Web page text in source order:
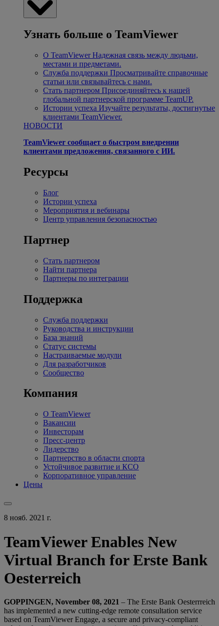
Узнать больше о TeamViewer
О TeamViewer Надежная связь между людьми,
местами и предметами.
Служба поддержки Просматривайте справочные
статьи или связывайтесь с нами.
Стать партнером Присоединяйтесь к нашей
глобальной партнерской программе TeamUP.
Истории успеха Изучайте результаты, достигнутые
клиентами TeamViewer.
НОВОСТИ
TeamViewer сообщает о быстром внедрении
клиентами предложения, связанного с ИИ.
Ресурсы
Блог
Истории успеха
Мероприятия и вебинары
Центр управления безопасностью
Партнер
Стать партнером
Найти партнера
Партнеры по интеграции
Поддержка
Служба поддержки
Руководства и инструкции
База знаний
Статус системы
Настраиваемые модули
Для разработчиков
Сообщество
Компания
О TeamViewer
Вакансии
Инвесторам
Пресс-центр
Лидерство
Партнерство в области спорта
Устойчивое развитие и КСО
Корпоративное управление
Цены
8 нояб. 2021 г.
TeamViewer Enables New
Virtual Branch for Erste Bank
Oesterreich
GOPPINGEN, November 08, 2021 – The Erste Bank Oesterrreich
has implemented a new cutting-edge remote consultation service
based on TeamViewer Engage, a secure and privacy-compliant